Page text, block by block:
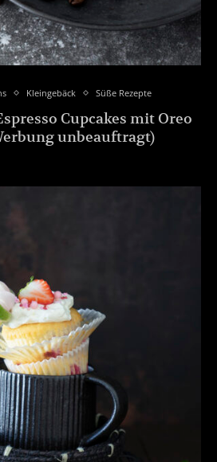
Kleingebäck Süße Rezepte
Cupcakes mit Oreo
unbeauftragt)